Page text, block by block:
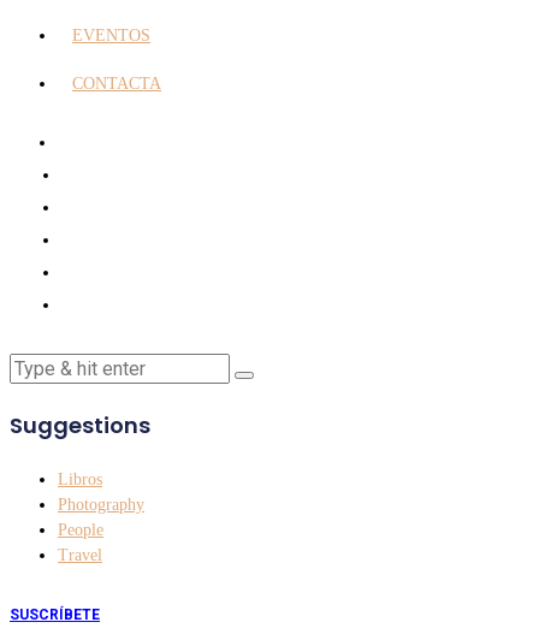
EVENTOS
CONTACTA
Suggestions
Libros
Photography
People
Travel
SUSCRÍBETE